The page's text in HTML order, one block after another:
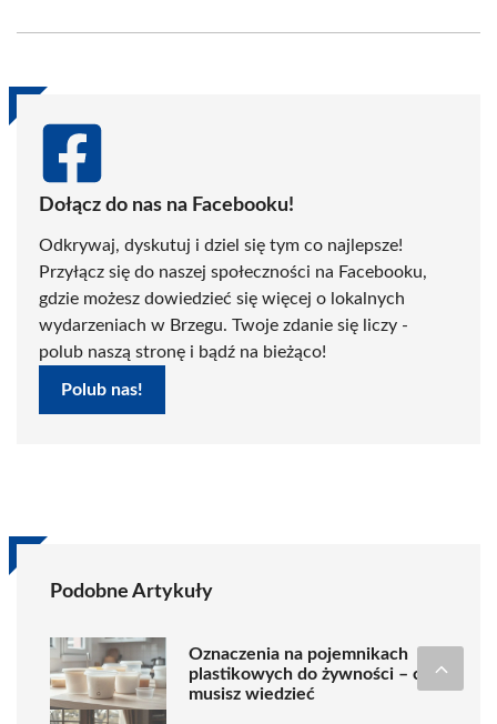
(Twitter)
Dołącz do nas na Facebooku!
Odkrywaj, dyskutuj i dziel się tym co najlepsze!
Przyłącz się do naszej społeczności na Facebooku,
gdzie możesz dowiedzieć się więcej o lokalnych
wydarzeniach w Brzegu. Twoje zdanie się liczy -
polub naszą stronę i bądź na bieżąco!
Polub nas!
Podobne Artykuły
Oznaczenia na pojemnikach
plastikowych do żywności – co
musisz wiedzieć